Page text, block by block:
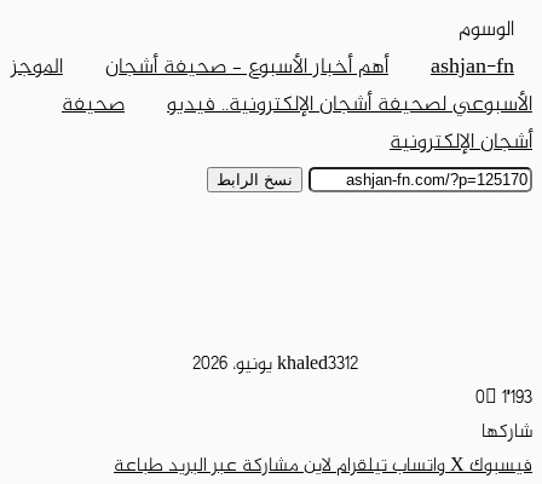
الوسوم
ashjan-fn
أهم أخبار الأسبوع – صحيفة أشجان
الموجز
الأسبوعي لصحيفة أشجان الإلكترونية.. فيديو
صحيفة
أشجان الإلكترونية
نسخ الرابط
khaled3312 يونيو، 2026
0 1٬193
شاركها
فيسبوك‫Xواتسابتيلقراملاينمشاركة عبر البريدطباعة